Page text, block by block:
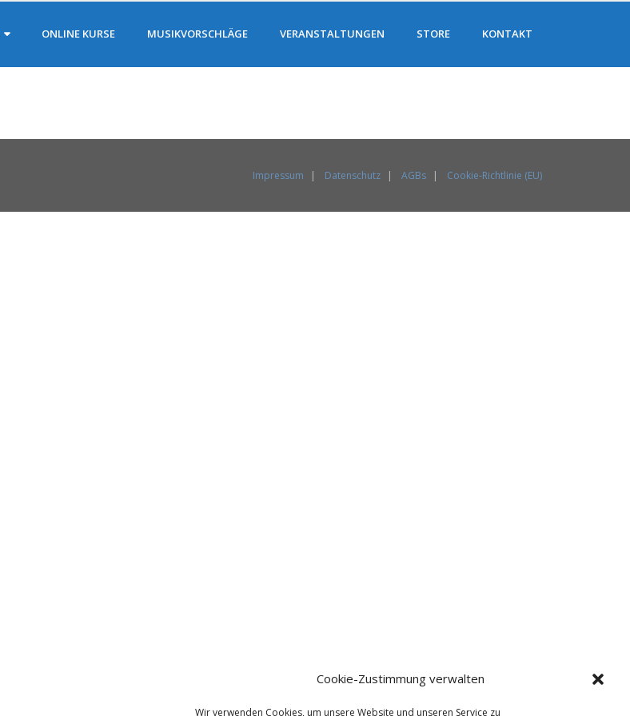
Cookie-Zustimmung verwalten
Wir verwenden Cookies, um unsere Website und unseren Service zu
ONLINE KURSE MUSIKVORSCHLÄGE VERANSTALTUNGEN STORE KONTAKT
Impressum Datenschutz AGBs Cookie-Richtlinie (EU)